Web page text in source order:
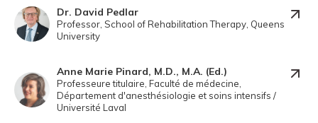
Dr. David Pedlar
Professor, School of Rehabilitation Therapy, Queens
University
Anne Marie Pinard, M.D., M.A. (Ed.)
Professeure titulaire, Faculté de médecine,
Département d'anesthésiologie et soins intensifs /
Université Laval